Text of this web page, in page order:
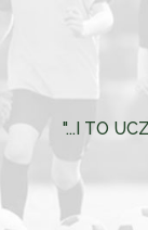
"...I TO